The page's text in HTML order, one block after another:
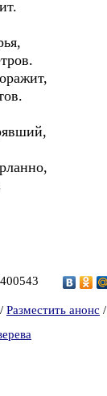
/ Разместить анонс /